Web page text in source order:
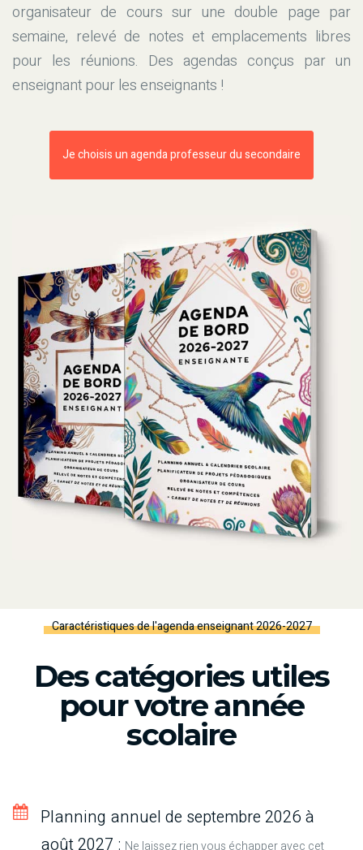
organisateur de cours sur une double page par
semaine, relevé de notes et emplacements libres
pour les réunions. Des agendas conçus par un
enseignant pour les enseignants !
Je choisis un agenda professeur du secondaire
Caractéristiques de l'agenda enseignant 2026-2027
Des catégories utiles
pour votre année
scolaire
Planning annuel de septembre 2026 à
août 2027 : Ne laissez rien vous échapper avec cet